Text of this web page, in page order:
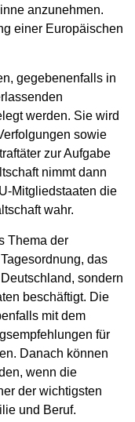
anzunehmen.
einer Europäischen
gegebenenfalls in
werden. Sie wird
sowie
zur Aufgabe
nimmt dann
Mitgliedstaaten die
wahr.
Thema der
das
sondern
beschäftigt. Die
mit dem
für
Danach können
wenn die
der wichtigsten
und Beruf.